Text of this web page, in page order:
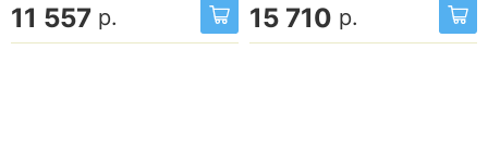
11 557 р. 15 710 р.